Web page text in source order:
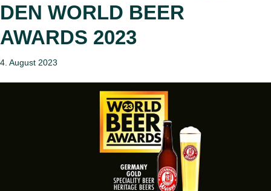
DEN WORLD BEER
AWARDS 2023
4. August 2023